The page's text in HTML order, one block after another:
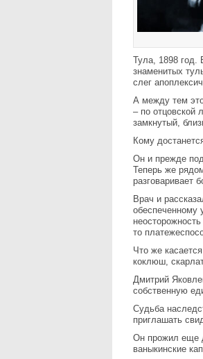
Тула, 1898 год.
знаменитых
слег
А между тем
– по отцовской
замкнутый,
Кому
Он и прежде
Теперь же
разговаривает
Врач и
обеспеченному
то
Что же
коклюш,
Дмитрий
собственную
Судьба
приглашать
Он прожил еще
ваныкинские